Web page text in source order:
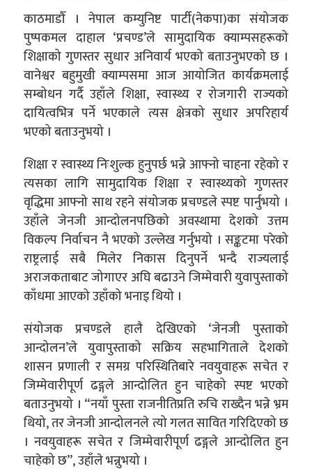
काठमाडौँ । नेपाल कम्युनिष्ट पार्टी(नेकपा)का संयोजक
पुष्पकमल दाहाल ‘प्रचण्ड’ले सामुदायिक क्याम्पसहरूको
शिक्षाको गुणस्तर सुधार अनिवार्य भएको बताउनुभएको छ ।
वानेश्वर बहुमुखी क्याम्पसमा आज आयोजित कार्यक्रमलाई
सम्बोधन गर्दै उहाँले शिक्षा, स्वास्थ्य र रोजगारी राज्यको
दायित्वभित्र पर्ने भएकाले त्यस क्षेत्रको सुधार अपरिहार्य
भएको बताउनुभयो ।
शिक्षा र स्वास्थ्य निःशुल्क हुनुपर्छ भन्ने आफ्नो चाहना रहेको र
त्यसका लागि सामुदायिक शिक्षा र स्वास्थ्यको गुणस्तर
वृद्धिमा आफ्नो साथ रहने संयोजक प्रचण्डले स्पष्ट पार्नुभयो ।
उहाँले जेनजी आन्दोलनपछिको अवस्थामा देशको उत्तम
विकल्प निर्वाचन नै भएको उल्लेख गर्नुभयो । सङ्कटमा परेको
राष्ट्रलाई सबै मिलेर निकास दिनुपर्ने भन्दै राज्यलाई
अराजकताबाट जोगाएर अघि बढाउने जिम्मेवारी युवापुस्ताको
काँधमा आएको उहाँको भनाइ थियो ।
संयोजक प्रचण्डले हालै देखिएको ‘जेनजी पुस्ताको
आन्दोलन’ले युवापुस्ताको सक्रिय सहभागिताले देशको
शासन प्रणाली र समग्र परिस्थितिबारे नवयुवाहरू सचेत र
जिम्मेवारीपूर्ण ढङ्गले आन्दोलित हुन चाहेको स्पष्ट भएको
बताउनुभयो । “नयाँ पुस्ता राजनीतिप्रति रुचि राख्दैन भन्ने भ्रम
थियो, तर जेनजी आन्दोलनले त्यो गलत सावित गरिदिएको छ
। नवयुवाहरू सचेत र जिम्मेवारीपूर्ण ढङ्गले आन्दोलित हुन
चाहेको छ”, उहाँले भन्नुभयो ।